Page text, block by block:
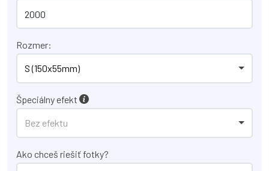
Rozmer:
S (150x55mm)
Špeciálny efekt
Bez efektu
Ako chceš riešiť fotky?